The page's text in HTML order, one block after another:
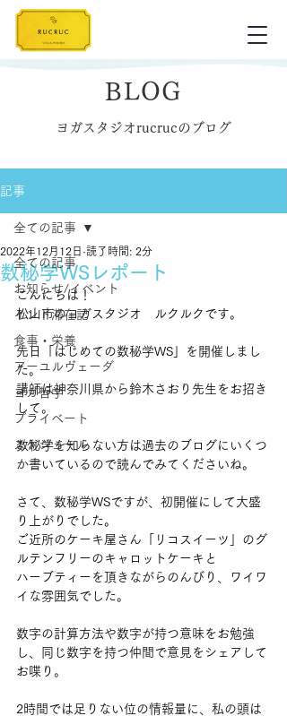
BLOG
ヨガスタジオrucrucのブログ
記事
全ての記事
お知らせ/イベント
インド滞在記
食事・栄養
アーユルヴェーダ
ヨガ哲学
プライベート
スケジュール
全ての記事
数秘学WSレポート
2022年12月12日 読了時間: 2分
こんにちは！
松山市のヨガスタジオ　ルクルクです。
先日「はじめての数秘学WS」を開催しまし
た。
講師は神奈川県から鈴木さおり先生をお招き
して。
数秘学を知らない方は過去のブログにいくつ
か書いているので読んでみてくださいね。
さて、数秘学WSですが、初開催にして大盛
り上がりでした。
ご近所のケーキ屋さん「リコスイーツ」のグ
ルテンフリーのキャロットケーキと
ハーブティーを頂きながらのんびり、ワイワ
イな雰囲気でした。
数字の計算方法や数字が持つ意味をお勉強
し、同じ数字を持つ仲間で意見をシェアして
お喋り。
2時間では足りない位の情報量に、私の頭は